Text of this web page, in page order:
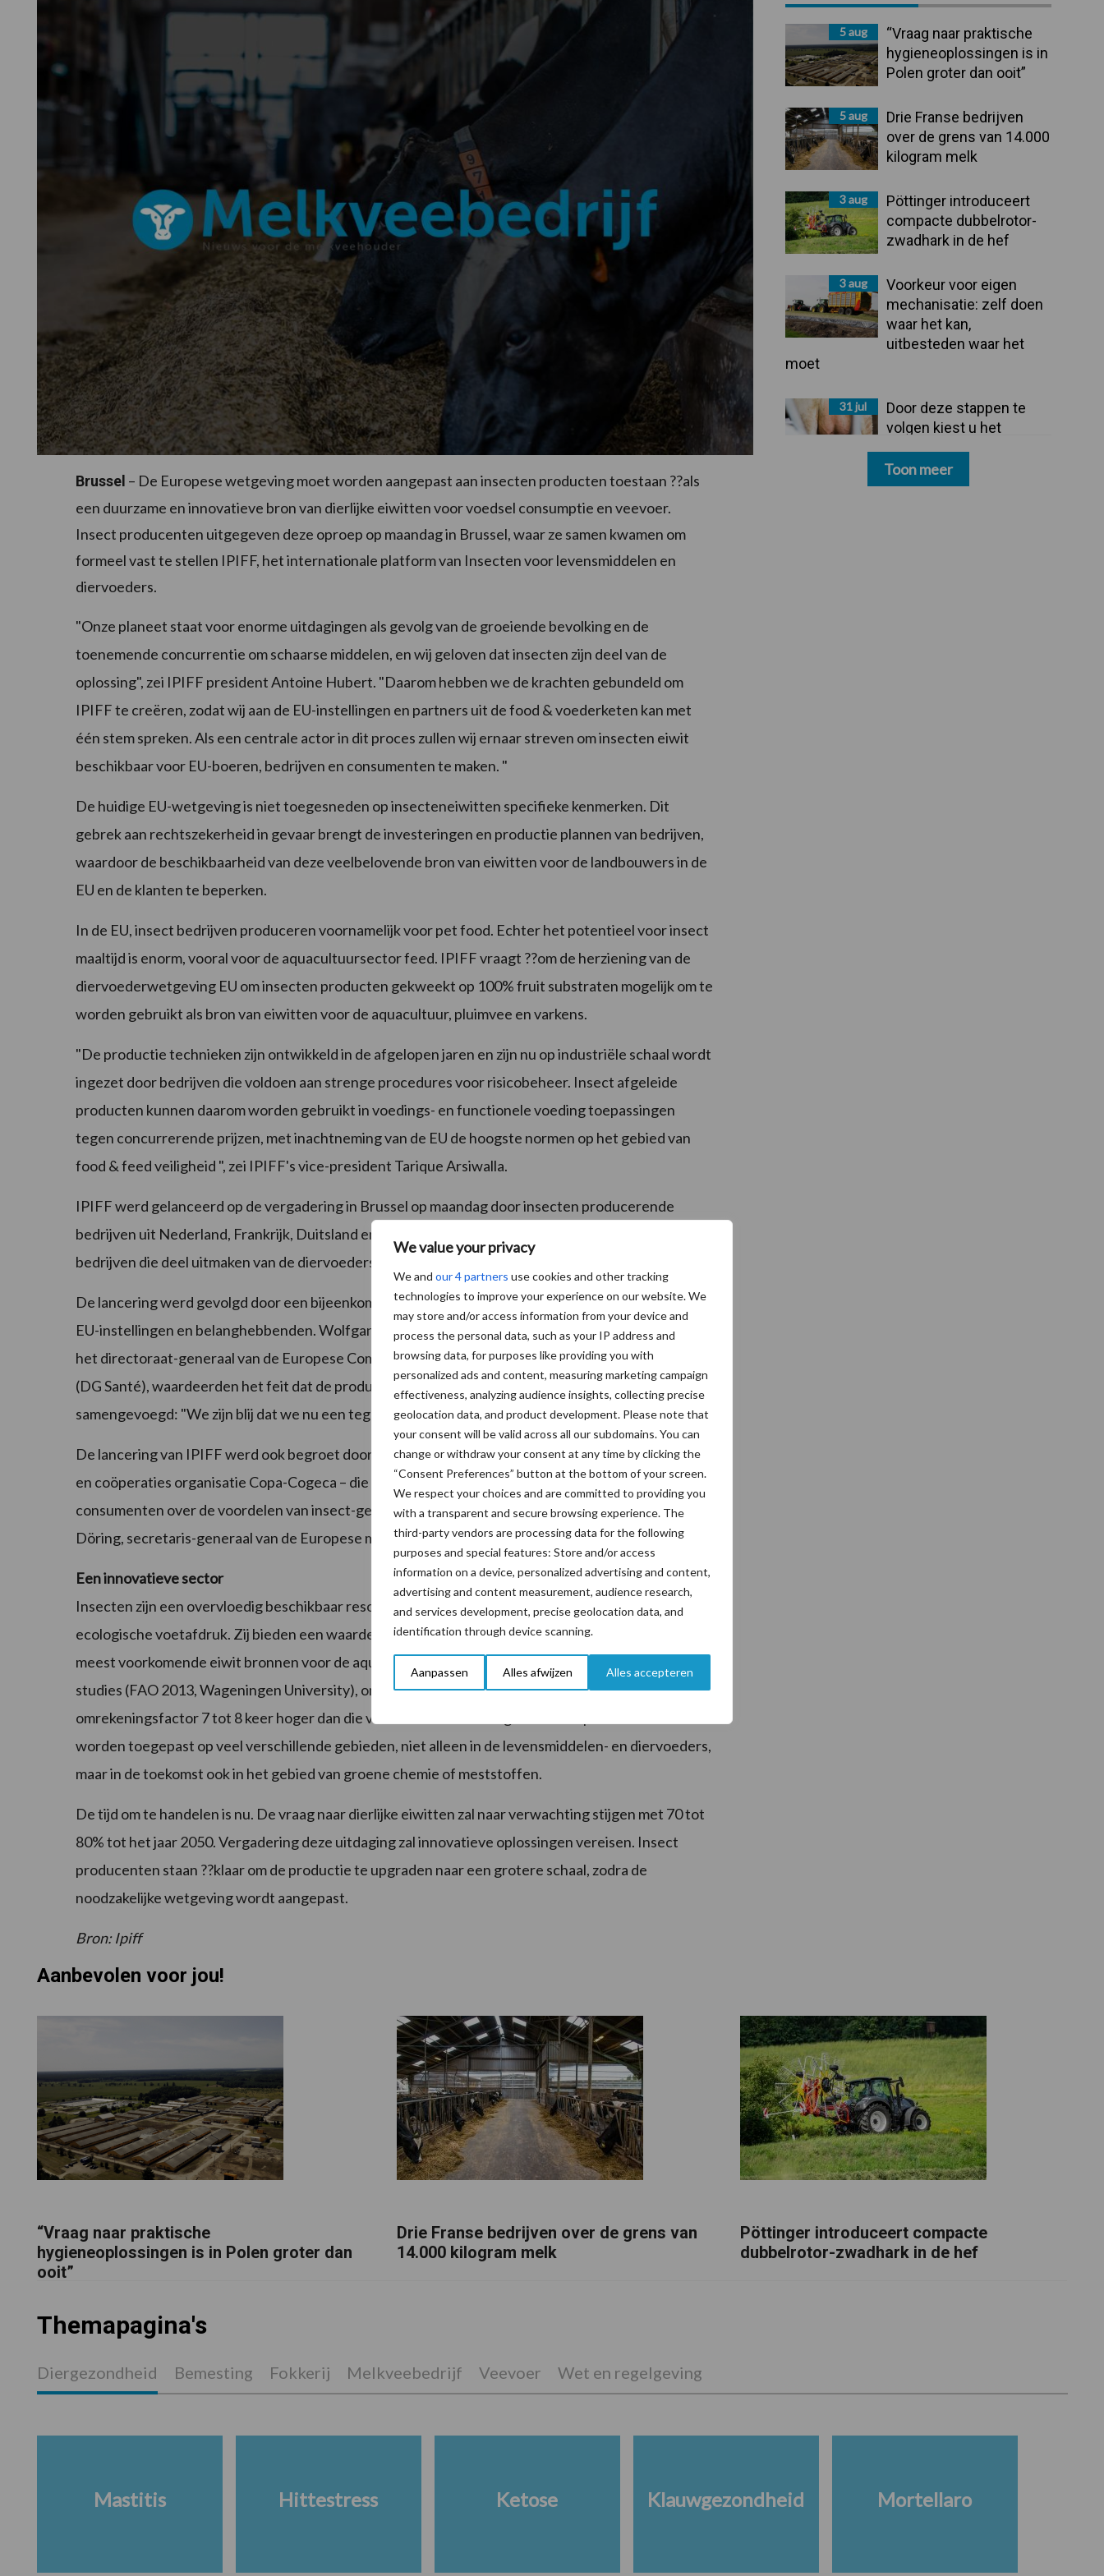
We value your privacy
We and our 4 partners use cookies and other tracking
technologies to improve your experience on our website. We
may store and/or access information from your device and
process the personal data, such as your IP address and
browsing data, for purposes like providing you with
personalized ads and content, measuring marketing campaign
effectiveness, analyzing audience insights, collecting precise
geolocation data, and product development. Please note that
your consent will be valid across all our subdomains. You can
change or withdraw your consent at any time by clicking the
“Consent Preferences” button at the bottom of your screen.
We respect your choices and are committed to providing you
with a transparent and secure browsing experience. The
third-party vendors are processing data for the following
purposes and special features: Store and/or access
information on a device, personalized advertising and content,
advertising and content measurement, audience research,
and services development, precise geolocation data, and
identification through device scanning.
Aanpassen Alles afwijzen Alles accepteren
Brussel – De Europese wetgeving moet worden aangepast aan insecten producten toestaan ??als
een duurzame en innovatieve bron van dierlijke eiwitten voor voedsel consumptie en veevoer.
Insect producenten uitgegeven deze oproep op maandag in Brussel, waar ze samen kwamen om
formeel vast te stellen IPIFF, het internationale platform van Insecten voor levensmiddelen en
diervoeders.
"Onze planeet staat voor enorme uitdagingen als gevolg van de groeiende bevolking en de
toenemende concurrentie om schaarse middelen, en wij geloven dat insecten zijn deel van de
oplossing", zei IPIFF president Antoine Hubert. "Daarom hebben we de krachten gebundeld om
IPIFF te creëren, zodat wij aan de EU-instellingen en partners uit de food & voederketen kan met
één stem spreken. Als een centrale actor in dit proces zullen wij ernaar streven om insecten eiwit
beschikbaar voor EU-boeren, bedrijven en consumenten te maken. "
De huidige EU-wetgeving is niet toegesneden op insecteneiwitten specifieke kenmerken. Dit
gebrek aan rechtszekerheid in gevaar brengt de investeringen en productie plannen van bedrijven,
waardoor de beschikbaarheid van deze veelbelovende bron van eiwitten voor de landbouwers in de
EU en de klanten te beperken.
In de EU, insect bedrijven produceren voornamelijk voor pet food. Echter het potentieel voor insect
maaltijd is enorm, vooral voor de aquacultuursector feed. IPIFF vraagt ??om de herziening van de
diervoederwetgeving EU om insecten producten gekweekt op 100% fruit substraten mogelijk om te
worden gebruikt als bron van eiwitten voor de aquacultuur, pluimvee en varkens.
"De productie technieken zijn ontwikkeld in de afgelopen jaren en zijn nu op industriële schaal wordt
ingezet door bedrijven die voldoen aan strenge procedures voor risicobeheer. Insect afgeleide
producten kunnen daarom worden gebruikt in voedings- en functionele voeding toepassingen
tegen concurrerende prijzen, met inachtneming van de EU de hoogste normen op het gebied van
food & feed veiligheid ", zei IPIFF's vice-president Tarique Arsiwalla.
IPIFF werd gelanceerd op de vergadering in Brussel op maandag door insecten producerende
bedrijven uit Nederland, Frankrijk, Duitsland en Zuid-Afrika. De vereniging staat open voor
bedrijven die deel uitmaken van de diervoeders en levensmiddelen waardeketen.
De lancering werd gevolgd door een bijeenkomst met vertegenwoordigers op hoog niveau van de
EU-instellingen en belanghebbenden. Wolfgang Trunk, die verantwoordelijk is voor diervoeding bij
het directoraat-generaal van de Europese Commissie voor de gezondheid en de voedselveiligheid
(DG Santé), waardeerden het feit dat de producenten insect nu hun krachten hebben
samengevoegd: "We zijn blij dat we nu een tegenhanger in onze tijd -om-daagse contacten. "
De lancering van IPIFF werd ook begroet door Pekka Pesonen, hoofd van de Europese landbouwers
en coöperaties organisatie Copa-Cogeca – die het belang van open communicatie naar partners en
consumenten over de voordelen van insect-gebaseerde eiwitten benadrukt – en door Alexander
Döring, secretaris-generaal van de Europese mengvoederindustrie FEFAC.
Een innovatieve sector
Insecten zijn een overvloedig beschikbaar resource met een hoge voedingswaarde en een kleine
ecologische voetafdruk. Zij bieden een waardevolle en duurzame aanvulling op soja en vismeel, de
meest voorkomende eiwit bronnen voor de aquacultuur en vee. Meelwormen (Tenebrio) volgens
studies (FAO 2013, Wageningen University), omzetten 10 kg graan is 7 kg insect maaltijd, een
omrekeningsfactor 7 tot 8 keer hoger dan die van runderen. Insect-gebaseerde producten kunnen
worden toegepast op veel verschillende gebieden, niet alleen in de levensmiddelen- en diervoeders,
maar in de toekomst ook in het gebied van groene chemie of meststoffen.
De tijd om te handelen is nu. De vraag naar dierlijke eiwitten zal naar verwachting stijgen met 70 tot
80% tot het jaar 2050. Vergadering deze uitdaging zal innovatieve oplossingen vereisen. Insect
producenten staan ??klaar om de productie te upgraden naar een grotere schaal, zodra de
noodzakelijke wetgeving wordt aangepast.
Bron: Ipiff
Sidebar5 aug
“Vraag naar praktische
hygieneoplossingen is in
Polen groter dan ooit”
5 aug
Drie Franse bedrijven
over de grens van 14.000
kilogram melk
3 aug
Pöttinger introduceert
compacte dubbelrotor-
zwadhark in de hef
3 aug
Voorkeur voor eigen
mechanisatie: zelf doen
waar het kan,
uitbesteden waar het
moet
31 jul
Door deze stappen te
volgen kiest u het
dipmiddel dat bij uw
bedrijf past
Toon meer
Aanbevolen voor jou!
“Vraag naar praktische
hygieneoplossingen is in Polen groter dan
ooit”
Drie Franse bedrijven over de grens van
14.000 kilogram melk
Pöttinger introduceert compacte
dubbelrotor-zwadhark in de hef
Themapagina's
Diergezondheid Bemesting Fokkerij Melkveebedrijf Veevoer Wet en regelgeving
Mastitis Hittestress Ketose Klauwgezondheid Mortellaro